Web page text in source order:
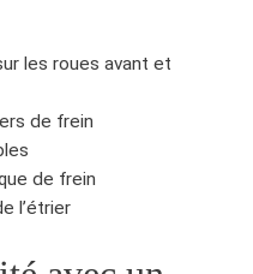
les roues avant et
de frein
de frein
l’étrier